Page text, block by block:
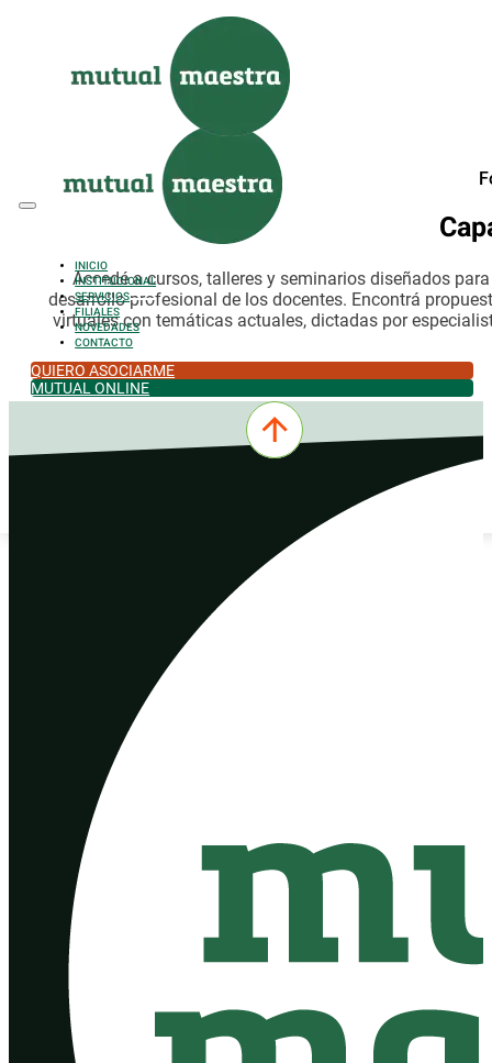
Saltar al pie de página
INICIO
INSTITUCIONAL
SERVICIOS
FILIALES
NOVEDADES
CONTACTO
QUIERO ASOCIARME
MUTUAL ONLINE
Accedé a cursos, talleres y seminarios diseñados
desarrollo profesional de los docentes. Encontrá
virtuales con temáticas actuales, dictadas por